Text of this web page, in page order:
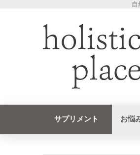
自
サプリメント お悩